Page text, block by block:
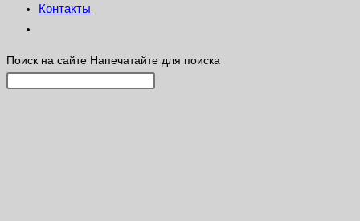
Контакты
Поиск на сайте Напечатайте для поиска